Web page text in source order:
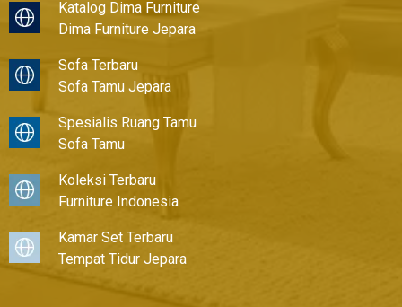
Katalog Dima Furniture
Dima Furniture Jepara
Sofa Terbaru
Sofa Tamu Jepara
Spesialis Ruang Tamu
Sofa Tamu
Koleksi Terbaru
Furniture Indonesia
Kamar Set Terbaru
Tempat Tidur Jepara